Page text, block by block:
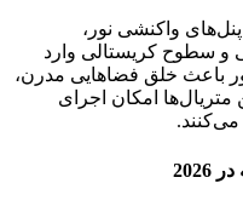
مثل پنل‌های واکنشی نور،
و سطوح کریستالی وارد
نور باعث خلق فضاهایی مدرن،
متریال‌ها امکان اجرای